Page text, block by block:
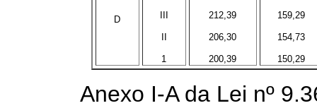
D
1
212,39
206,30
200,39
159,29
154,73
150,29
Anexo I-A da Lei nº